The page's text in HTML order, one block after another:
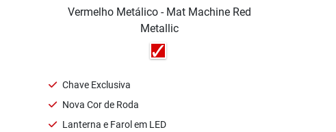
Vermelho Metálico - Mat Machine Red
Metallic
Chave Exclusiva
Nova Cor de Roda
Lanterna e Farol em LED